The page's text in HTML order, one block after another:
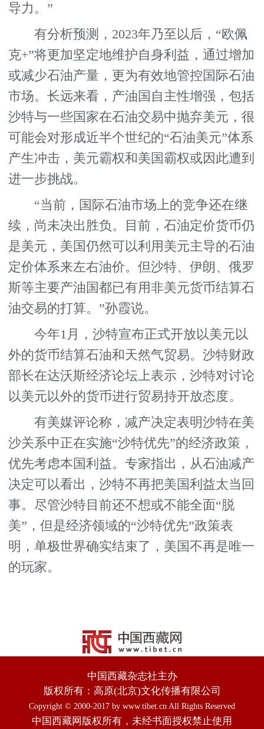
导力。”
有分析预测，2023年乃至以后，“欧佩
克+”将更加坚定地维护自身利益，通过增加
或减少石油产量，更为有效地管控国际石油
市场。长远来看，产油国自主性增强，包括
沙特与一些国家在石油交易中抛弃美元，很
可能会对形成近半个世纪的“石油美元”体系
产生冲击，美元霸权和美国霸权或因此遭到
进一步挑战。
“当前，国际石油市场上的竞争还在继
续，尚未决出胜负。目前，石油定价货币仍
是美元，美国仍然可以利用美元主导的石油
定价体系来左右油价。但沙特、伊朗、俄罗
斯等主要产油国都已有用非美元货币结算石
油交易的打算。”孙霞说。
今年1月，沙特宣布正式开放以美元以
外的货币结算石油和天然气贸易。沙特财政
部长在达沃斯经济论坛上表示，沙特对讨论
以美元以外的货币进行贸易持开放态度。
有美媒评论称，减产决定表明沙特在美
沙关系中正在实施“沙特优先”的经济政策，
优先考虑本国利益。专家指出，从石油减产
决定可以看出，沙特不再把美国利益太当回
事。尽管沙特目前还不想或不能全面“脱
美”，但是经济领域的“沙特优先”政策表
明，单极世界确实结束了，美国不再是唯一
的玩家。
中国西藏杂志社主办
版权所有：高原(北京)文化传播有限公司
Copyright © 2000-2017 by www.tibet.cn All Rights Reserved
中国西藏网版权所有，未经书面授权禁止使用